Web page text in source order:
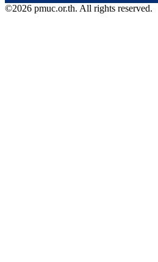
©2026 pmuc.or.th. All rights reserved.